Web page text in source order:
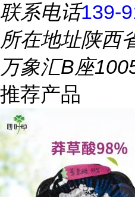
联系电话139-
所在地址陕西
万象汇B座
推荐产品